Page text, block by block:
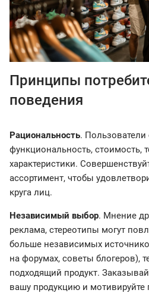
Принципы
поведения
Рациональность.
функциональность, стоимость,
характеристики.
ассортимент, чтобы
круга лиц.
Независимый выбор. Мнение
реклама, стереотипы могут
больше независимых
на форумах, советы блогеров),
подходящий продукт.
вашу продукцию и мотивируйте